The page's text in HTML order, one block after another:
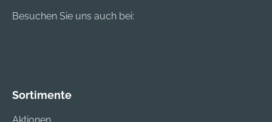
Besuchen Sie uns auch bei:
Sortimente